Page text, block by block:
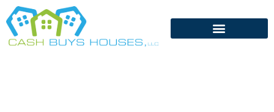
Skip
to
content